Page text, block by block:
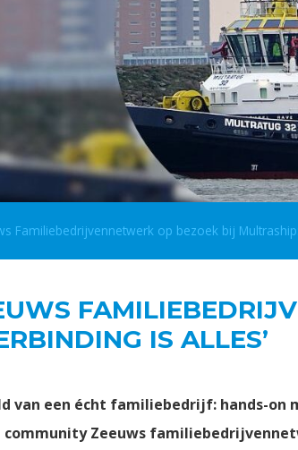
Familiebedrijvennetwerk op bezoek bij Multraship:
IS ALLES’
van een écht familiebedrijf: hands-
community Zeeuws